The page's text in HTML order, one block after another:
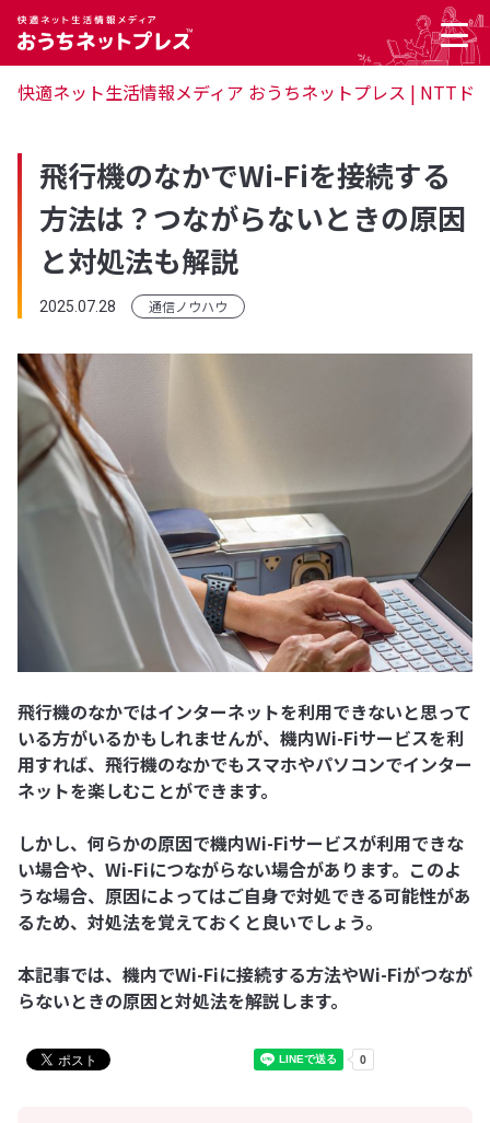
快適ネット生活情報メディア おうちネットプレス | NTTド
飛行機のなかでWi-Fiを接続する
方法は？つながらないときの原因
と対処法も解説
2025.07.28 通信ノウハウ
飛行機のなかではインターネットを利用できないと思って
いる方がいるかもしれませんが、機内Wi-Fiサービスを利
用すれば、飛行機のなかでもスマホやパソコンでインター
ネットを楽しむことができます。
しかし、何らかの原因で機内Wi-Fiサービスが利用できな
い場合や、Wi-Fiにつながらない場合があります。このよ
うな場合、原因によってはご自身で対処できる可能性があ
るため、対処法を覚えておくと良いでしょう。
本記事では、機内でWi-Fiに接続する方法やWi-Fiがつなが
らないときの原因と対処法を解説します。